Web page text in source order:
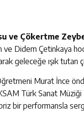
ve Çökertme
ve Didem Çetinkaya
geleceğe ışık tutan
Murat İnce
Türk Sanat
bir performansla